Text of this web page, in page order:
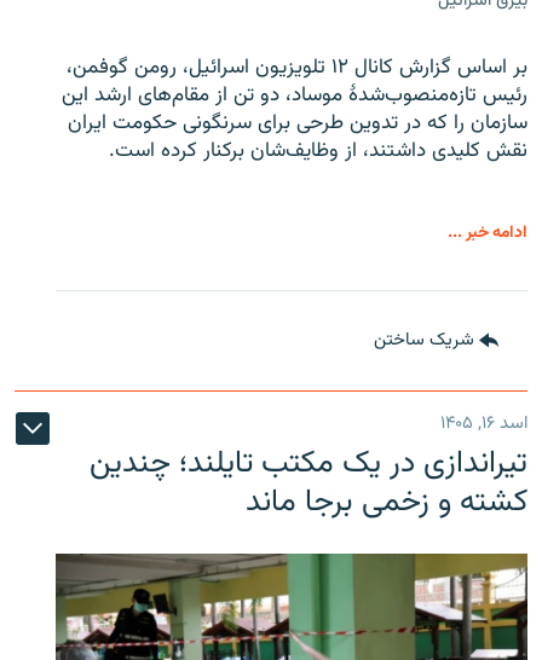
بر اساس گزارش کانال ۱۲ تلویزیون اسرائیل، رومن گوفمن،
رئیس تازه‌منصوب‌شدۀ موساد، دو تن از مقام‌های ارشد این
سازمان را که در تدوین طرحی برای سرنگونی حکومت ایران
نقش کلیدی داشتند، از وظایف‌شان برکنار کرده است.
ادامه خبر ...
شریک ساختن
اسد ۱۶, ۱۴۰۵
تیراندازی در یک مکتب تایلند؛ چندین
کشته و زخمی برجا ماند